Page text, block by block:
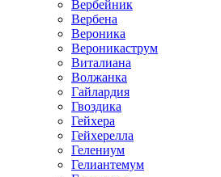
Вербейник
Вербена
Вероника
Вероникаструм
Виталиана
Волжанка
Гайлардия
Гвоздика
Гейхера
Гейхерелла
Гелениум
Гелиантемум